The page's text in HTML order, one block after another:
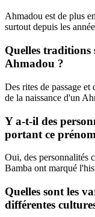
Ahmadou est de plus
surtout depuis les
Quelles traditions
Ahmadou ?
Des rites de passage
de la naissance d'un
Y a-t-il des
portant ce
Oui, des personnalités
Bamba ont marqué
Quelles sont les
différentes